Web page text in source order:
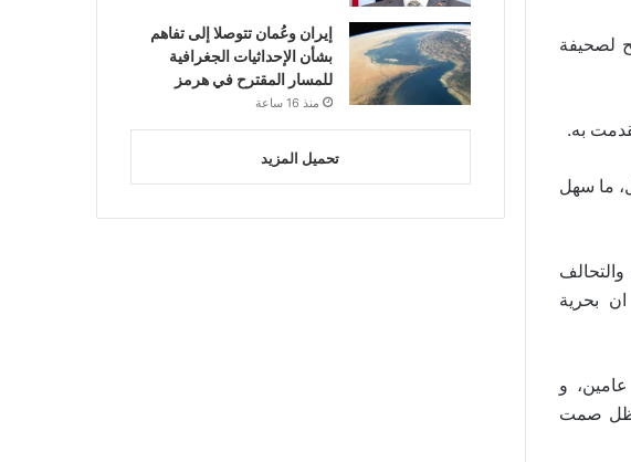
لصحيفة
به.
ما سهل
بحرية
و
30 ألف مدني، في ظل صمت
إيران وعُمان تتوصلا إلى تفاهم
بشأن الإحداثيات الجغرافية
للمسار المقترح في هرمز
منذ 16 ساعة
تحميل المزيد